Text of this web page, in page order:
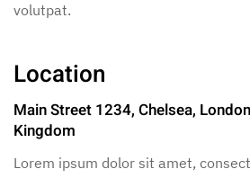
volutpat.
Location
Main Street 1234, Chelsea,
Kingdom
Lorem ipsum dolor sit amet,